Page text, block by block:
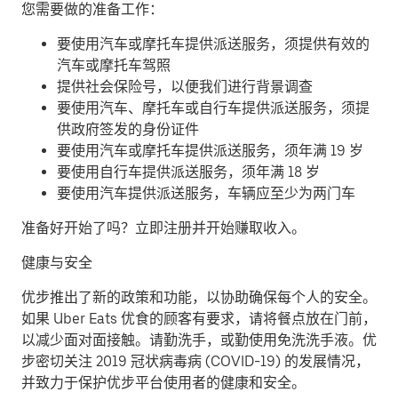
您需要做的准备工作：
要使用汽车或摩托车提供派送服务，须提供有效的
汽车或摩托车驾照
提供社会保险号，以便我们进行背景调查
要使用汽车、摩托车或自行车提供派送服务，须提
供政府签发的身份证件
要使用汽车或摩托车提供派送服务，须年满 19 岁
要使用自行车提供派送服务，须年满 18 岁
要使用汽车提供派送服务，车辆应至少为两门车
准备好开始了吗？立即注册并开始赚取收入。
健康与安全
优步推出了新的政策和功能，以协助确保每个人的安全。
如果 Uber Eats 优食的顾客有要求，请将餐点放在门前，
以减少面对面接触。请勤洗手，或勤使用免洗洗手液。优
步密切关注 2019 冠状病毒病 (COVID-19) 的发展情况，
并致力于保护优步平台使用者的健康和安全。